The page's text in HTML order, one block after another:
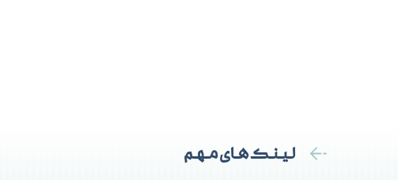
لینک های مهم